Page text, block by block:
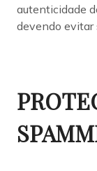
autenticidade
devendo evitar